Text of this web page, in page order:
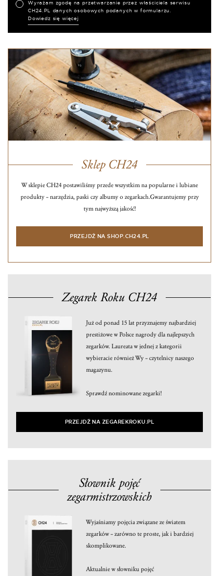
Wyrażam zgodę na przetwarzanie przez właściciela serwisu
CH24.PL danych osobowych podanych w formularzu.
Dowiedz się więcej
Sklep CH24
W sklepie CH24 postawiliśmy przede wszystkim na popularne i lubiane
produkty – narzędzia, paski czy albumy o zegarkach.Gwarantujemy przy
tym najwyższą jakość!
PRZEJDŹ NA SHOP.CH24.PL
Zegarek Roku CH24
Już od ponad 15 lat przyznajemy najbardziej
prestiżowe w Polsce nagrody dla najlepszych
zegarków. Laureata w jednej z kategorii
wybieracie również Wy – czytelnicy naszego
magazynu.
Sprawdź nominowane zegarki!
PRZEJDŹ NA ZEGAREKROKU.PL
Słownik pojęć
zegarmistrzowskich
Wyjaśniamy pojęcia związane ze światem
zegarków – zarówno te proste, jak i bardziej
skomplikowane.
Aktualnie w słowniku pojęć